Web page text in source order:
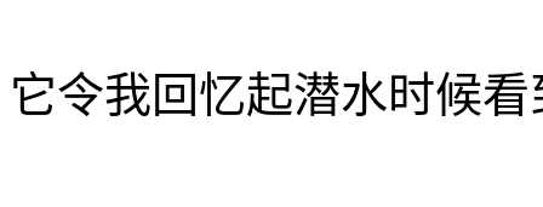
它令我回忆起潜水时候